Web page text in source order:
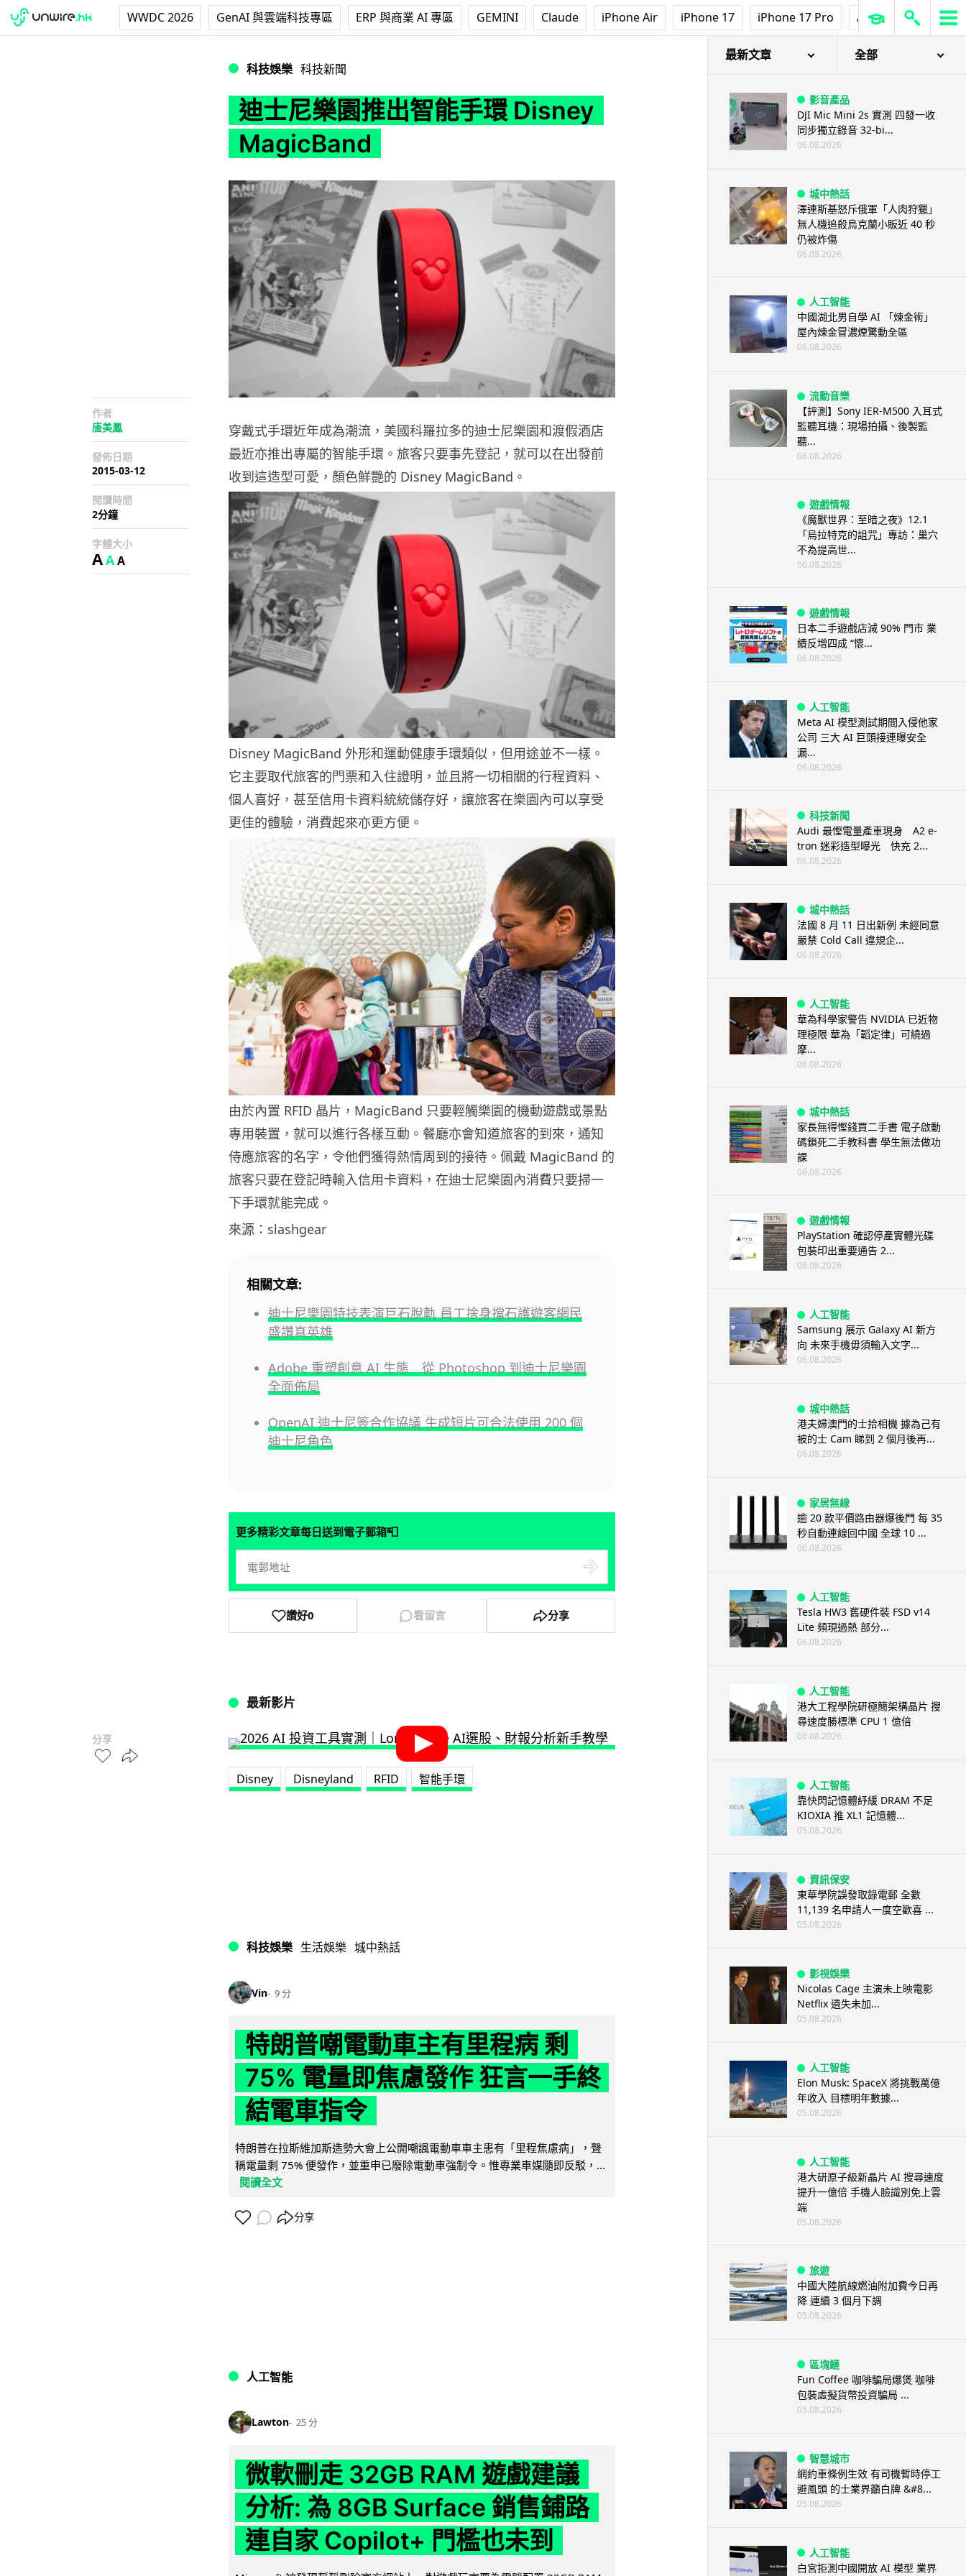
WWDC 2026 GenAI 與雲端科技專區 ERP 與商業 AI 專區 GEMINI Claude iPhone Air iPhone 17 iPhone 17 Pro AirPods Pro 3
科技娛樂 科技新聞
迪士尼樂園推出智能手環 Disney
MagicBand
作者
唐美鳳
發佈日期
2015-03-12
閱讀時間
2分鐘
字體大小
AAA
分享
穿戴式手環近年成為潮流，美國科羅拉多的迪士尼樂園和渡假酒店
最近亦推出專屬的智能手環。旅客只要事先登記，就可以在出發前
收到這造型可愛，顏色鮮艷的 Disney MagicBand。
Disney MagicBand 外形和運動健康手環類似，但用途並不一樣。
它主要取代旅客的門票和入住證明，並且將一切相關的行程資料、
個人喜好，甚至信用卡資料統統儲存好，讓旅客在樂園內可以享受
更佳的體驗，消費起來亦更方便。
由於內置 RFID 晶片，MagicBand 只要輕觸樂園的機動遊戲或景點
專用裝置，就可以進行各樣互動。餐廳亦會知道旅客的到來，通知
侍應旅客的名字，令他們獲得熱情周到的接待。佩戴 MagicBand 的
旅客只要在登記時輸入信用卡資料，在迪士尼樂園內消費只要掃一
下手環就能完成。
來源：slashgear
相關文章:
迪士尼樂園特技表演巨石脫軌 員工捨身擋石護遊客網民
盛讚真英雄
Adobe 重塑創意 AI 生態 從 Photoshop 到迪士尼樂園
全面佈局
OpenAI 迪士尼簽合作協議 生成短片可合法使用 200 個
迪士尼角色
更多精彩文章每日送到電子郵箱📮
讚好0 看留言 分享
最新影片
Disney Disneyland RFID 智能手環
科技娛樂 生活娛樂 城中熱話
Vin 9 分
特朗普嘲電動車主有里程病 剩
75% 電量即焦慮發作 狂言一手終
結電車指令
特朗普在拉斯維加斯造勢大會上公開嘲諷電動車車主患有「里程焦慮病」，聲
稱電量剩 75% 便發作，並重申已廢除電動車強制令。惟專業車媒隨即反駁，...
閱讀全文
分享
人工智能
Lawton 25 分
微軟刪走 32GB RAM 遊戲建議
分析: 為 8GB Surface 銷售鋪路
連自家 Copilot+ 門檻也未到
最新文章 全部
影音產品
DJI Mic Mini 2s 實測 四發一收
同步獨立錄音 32-bi...
06.08.2026
城中熱話
澤連斯基怒斥俄軍「人肉狩獵」
無人機追殺烏克蘭小販近 40 秒
仍被炸傷
06.08.2026
人工智能
中國湖北男自學 AI 「煉金術」
屋內煉金冒濃煙驚動全區
06.08.2026
流動音樂
【評測】Sony IER-M500 入耳式
監聽耳機：現場拍攝、後製監
聽...
06.08.2026
遊戲情報
《魔獸世界：至暗之夜》12.1
「烏拉特克的詛咒」專訪：巢穴
不為提高世...
06.08.2026
遊戲情報
日本二手遊戲店減 90% 門市 業
績反增四成 “懷...
06.08.2026
人工智能
Meta AI 模型測試期間入侵他家
公司 三大 AI 巨頭接連曝安全
漏...
06.08.2026
科技新聞
Audi 最慳電量產車現身 A2 e-
tron 迷彩造型曝光 快充 2...
06.08.2026
城中熱話
法國 8 月 11 日出新例 未經同意
嚴禁 Cold Call 違規企...
06.08.2026
人工智能
華為科學家警告 NVIDIA 已近物
理極限 華為「韜定律」可繞過
摩...
06.08.2026
城中熱話
家長無得慳錢買二手書 電子啟動
碼鎖死二手教科書 學生無法做功
課
06.08.2026
遊戲情報
PlayStation 確認停產實體光碟
包裝印出重要通告 2...
06.08.2026
人工智能
Samsung 展示 Galaxy AI 新方
向 未來手機毋須輸入文字...
06.08.2026
城中熱話
港夫婦澳門的士拾相機 據為己有
被的士 Cam 睇到 2 個月後再...
06.08.2026
家居無線
逾 20 款平價路由器爆後門 每 35
秒自動連線回中國 全球 10 ...
06.08.2026
人工智能
Tesla HW3 舊硬件裝 FSD v14
Lite 頻現過熱 部分...
06.08.2026
人工智能
港大工程學院研極簡架構晶片 搜
尋速度勝標準 CPU 1 億倍
06.08.2026
人工智能
靠快閃記憶體紓緩 DRAM 不足
KIOXIA 推 XL1 記憶體...
05.08.2026
資訊保安
東華學院誤發取錄電郵 全數
11,139 名申請人一度空歡喜 ...
05.08.2026
影視娛樂
Nicolas Cage 主演未上映電影
Netflix 遺失未加...
05.08.2026
人工智能
Elon Musk: SpaceX 將挑戰萬億
年收入 目標明年數據...
05.08.2026
人工智能
港大研原子級新晶片 AI 搜尋速度
提升一億倍 手機人臉識別免上雲
端
05.08.2026
旅遊
中國大陸航線燃油附加費今日再
降 連續 3 個月下調
05.08.2026
區塊鏈
Fun Coffee 咖啡騙局爆煲 咖啡
包裝虛擬貨幣投資騙局 ...
05.08.2026
智慧城市
網約車條例生效 有司機暫時停工
避風頭 的士業界籲白牌 &#8...
05.08.2026
人工智能
白宮拒測中國開放 AI 模型 業界